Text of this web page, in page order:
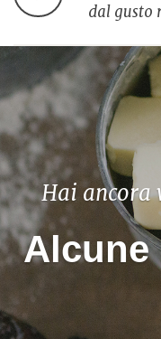
dal gusto
Hai ancora
Alcune